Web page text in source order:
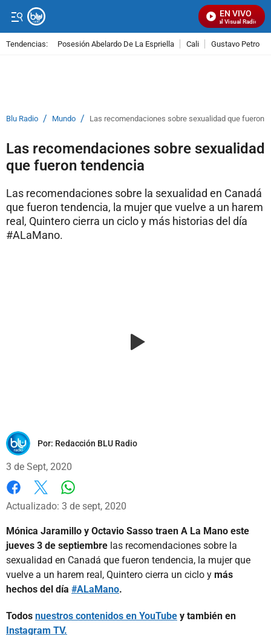
EN VIVO
Señal Visual Radio
Tendencias: Posesión Abelardo De La Espriella Cali Gustavo Petro
Blu Radio / Mundo / Las recomendaciones sobre sexualidad que fueron
Las recomendaciones sobre sexualidad
que fueron tendencia
Las recomendaciones sobre la sexualidad en Canadá
que fueron tendencia, la mujer que vuelve a un harem
real, Quintero cierra un ciclo y más historias del día
#ALaMano.
Por: Redacción BLU Radio
3 de Sept, 2020
Facebook
X Whatsapp
Actualizado: 3 de sept, 2020
Mónica Jaramillo y Octavio Sasso traen A La Mano este
jueves 3 de septiembre las recomendaciones sobre la
sexualidad en Canadá que fueron tendencia, la mujer que
vuelve a un harem real, Quintero cierra un ciclo y más
hechos del día #ALaMano.
Todos nuestros contenidos en YouTube y también en
Instagram TV.